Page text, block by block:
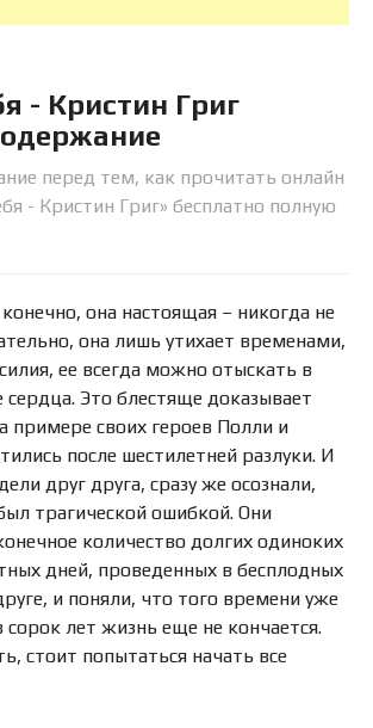
- Кристин Григ
перед тем, как прочитать онлайн
- Кристин Григ» бесплатно полную
она настоящая – никогда не
она лишь утихает временами,
ее всегда можно отыскать в
сердца. Это блестяще доказывает
примере своих героев Полли и
после шестилетней разлуки. И
друг друга, сразу же осознали,
трагической ошибкой. Они
количество долгих одиноких
дней, проведенных в бесплодных
и поняли, что того времени уже
сорок лет жизнь еще не кончается.
стоит попытаться начать все